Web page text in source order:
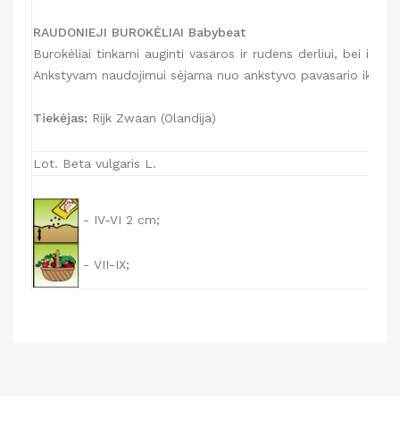
RAUDONIEJI BUROKĖLIAI Babybeat
Burokėliai tinkami auginti vasaros ir rudens derliui, bei
Ankstyvam naudojimui sėjama nuo ankstyvo pavasario iki
Tiekėjas: Rijk Zwaan (Olandija)
Lot. Beta vulgaris L.
- IV-VI 2 cm;
- VII-IX;